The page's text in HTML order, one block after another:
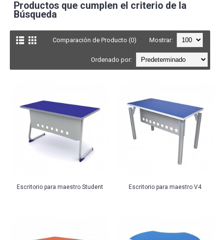
Productos que cumplen el criterio de la
Búsqueda
Comparación de Producto (0) Mostrar:
Ordenado por:
Escritorio para maestro Student Escritorio para maestro V4